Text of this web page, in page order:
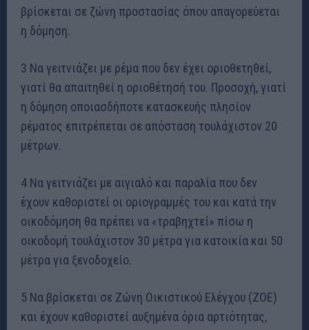
βρίσκεται σε ζώνη προστασίας όπου απαγορεύεται
η δόμηση.
3 Να γειτνιάζει με ρέμα που δεν έχει οριοθετηθεί,
γιατί θα απαιτηθεί η οριοθέτησή του. Προσοχή, γιατί
η δόμηση οποιασδήποτε κατασκευής πλησίον
ρέματος επιτρέπεται σε απόσταση τουλάχιστον 20
μέτρων.
4 Να γειτνιάζει με αιγιαλό και παραλία που δεν
έχουν καθοριστεί οι οριογραμμές του και κατά την
οικοδόμηση θα πρέπει να «τραβηχτεί» πίσω η
οικοδομή τουλάχιστον 30 μέτρα για κατοικία και 50
μέτρα για ξενοδοχείο.
5 Να βρίσκεται σε Ζώνη Οικιστικού Ελέγχου (ΖΟΕ)
και έχουν καθοριστεί αυξημένα όρια αρτιότητας,